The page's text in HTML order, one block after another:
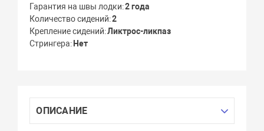
Гарантия на швы лодки 2 года
Количество сидений 2
Крепление сидений Ликтрос-ликпаз
Стрингера Нет
ОПИСАНИЕ